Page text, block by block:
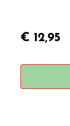
€ 12,95
„Tagebuch
Menge